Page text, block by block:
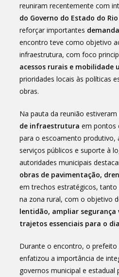
reuniram recentemente com
do Governo do Estado do
reforçar importantes
encontro teve como objetivo
infraestrutura, com foco
acessos rurais e mobilidade
prioridades locais às políticas
obras.
Na pauta da reunião estiveram
de infraestrutura em pontos
para o escoamento produtivo,
serviços públicos e suporte à
autoridades municipais
obras de pavimentação,
em trechos estratégicos,
na zona rural, com o objetivo
lentidão, ampliar segurança
trajetos essenciais para o
Durante o encontro, o prefeito
enfatizou a importância de
governos municipal e estadual